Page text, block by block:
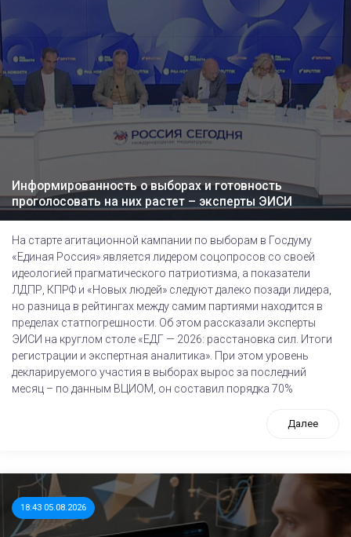
Информированность о выборах и готовность
проголосовать на них растет – эксперты ЭИСИ
На старте агитационной кампании по выборам в Госдуму
«Единая Россия» является лидером соцопросов со своей
идеологией прагматического патриотизма, а показатели
ЛДПР, КПРФ и «Новых людей» следуют далеко позади лидера,
но разница в рейтингах между самим партиями находится в
пределах статпогрешности. Об этом рассказали эксперты
ЭИСИ на круглом столе «ЕДГ — 2026: расстановка сил. Итоги
регистрации и экспертная аналитика». При этом уровень
декларируемого участия в выборах вырос за последний
месяц – по данным ВЦИОМ, он составил порядка 70%
Далее
18:43 05.08.2026